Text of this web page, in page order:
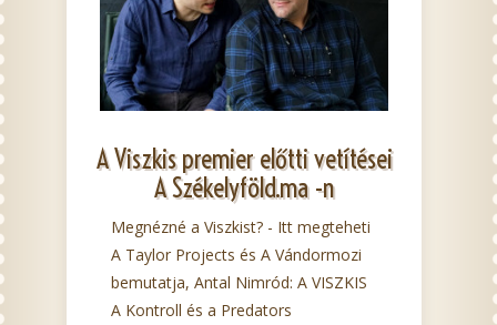
A Viszkis premier előtti vetítései
A Székelyföld.ma -n
Megnézné a Viszkist? - Itt megteheti
A Taylor Projects és A Vándormozi
bemutatja, Antal Nimród: A VISZKIS
A Kontroll és a Predators